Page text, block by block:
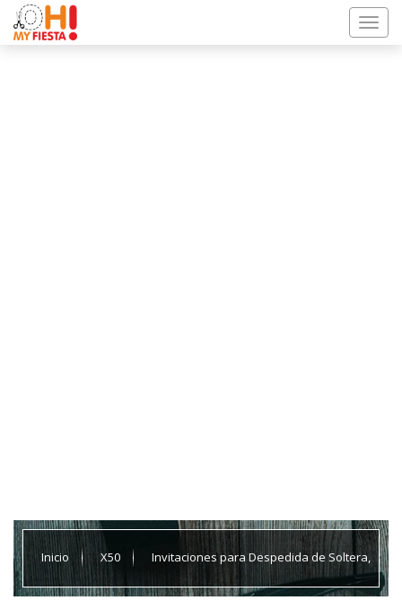
Inicio X50 Invitaciones para Despedida de Soltera,